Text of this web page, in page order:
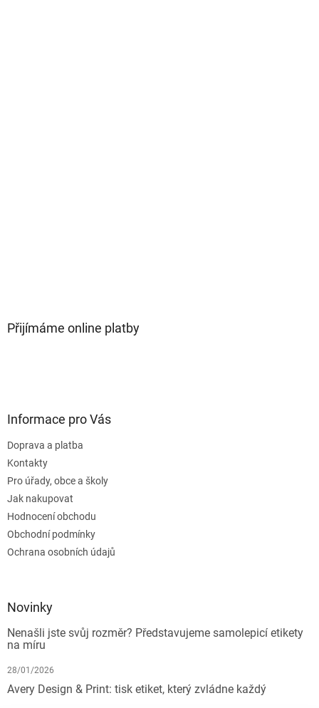
Přijímáme online platby
Informace pro Vás
Doprava a platba
Kontakty
Pro úřady, obce a školy
Jak nakupovat
Hodnocení obchodu
Obchodní podmínky
Ochrana osobních údajů
Novinky
Nenašli jste svůj rozměr? Představujeme samolepicí etikety
na míru
28/01/2026
Avery Design & Print: tisk etiket, který zvládne každý